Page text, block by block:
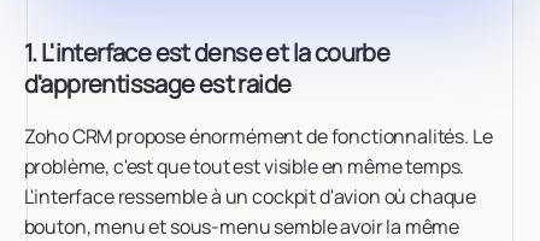
1. L'interface est dense et la courbe
d'apprentissage est raide
Zoho CRM propose énormément de fonctionnalités. Le
problème, c'est que tout est visible en même temps.
L'interface ressemble à un cockpit d'avion où chaque
bouton, menu et sous-menu semble avoir la même